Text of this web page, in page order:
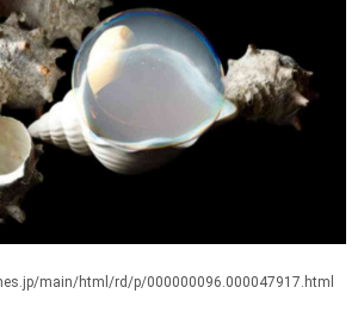
main/html/rd/p/000000096.000047917.html